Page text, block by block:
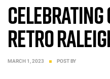
Retro
MARCH 1, 2023 POST BY